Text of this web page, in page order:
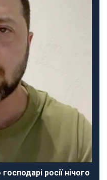
росії нічого